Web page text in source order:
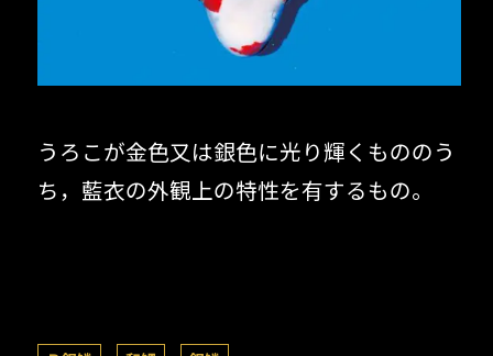
うろこが金色又は銀色に光り輝くもののう
ち，藍衣の外観上の特性を有するもの。